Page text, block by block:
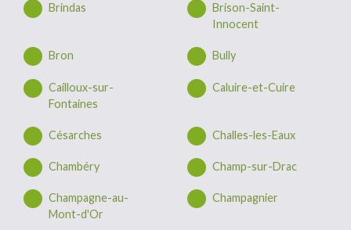
Brindas
Brison-Saint-
Innocent
Bron Bully
Cailloux-sur-
Fontaines
Caluire-et-Cuire
Césarches Challes-les-Eaux
Chambéry Champ-sur-Drac
Champagne-au-
Mont-d'Or
Champagnier